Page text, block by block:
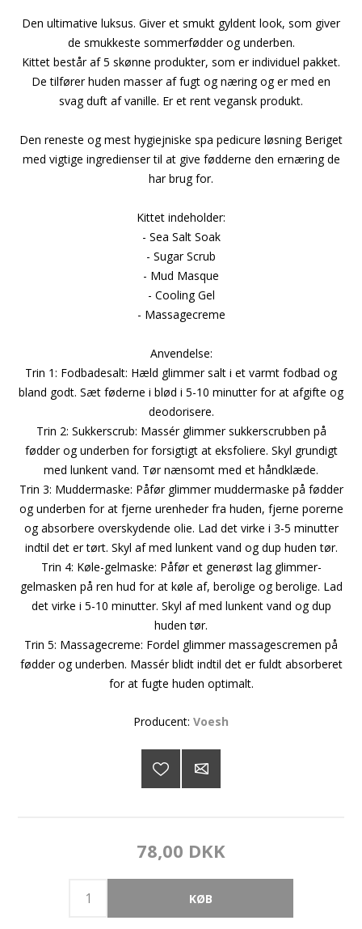
Den ultimative luksus. Giver et smukt gyldent look, som giver
de smukkeste sommerfødder og underben.
Kittet består af 5 skønne produkter, som er individuel pakket.
De tilfører huden masser af fugt og næring og er med en
svag duft af vanille. Er et rent vegansk produkt.
Den reneste og mest hygiejniske spa pedicure løsning Beriget
med vigtige ingredienser til at give fødderne den ernæring de
har brug for.
Kittet indeholder:
- Sea Salt Soak
- Sugar Scrub
- Mud Masque
- Cooling Gel
- Massagecreme
Anvendelse:
Trin 1: Fodbadesalt: Hæld glimmer salt i et varmt fodbad og
bland godt. Sæt føderne i blød i 5-10 minutter for at afgifte og
deodorisere.
Trin 2: Sukkerscrub: Massér glimmer sukkerscrubben på
fødder og underben for forsigtigt at eksfoliere. Skyl grundigt
med lunkent vand. Tør nænsomt med et håndklæde.
Trin 3: Muddermaske: Påfør glimmer muddermaske på fødder
og underben for at fjerne urenheder fra huden, fjerne porerne
og absorbere overskydende olie. Lad det virke i 3-5 minutter
indtil det er tørt. Skyl af med lunkent vand og dup huden tør.
Trin 4: Køle-gelmaske: Påfør et generøst lag glimmer-
gelmasken på ren hud for at køle af, berolige og berolige. Lad
det virke i 5-10 minutter. Skyl af med lunkent vand og dup
huden tør.
Trin 5: Massagecreme: Fordel glimmer massagescremen på
fødder og underben. Massér blidt indtil det er fuldt absorberet
for at fugte huden optimalt.
Producent: Voesh
78,00 DKK